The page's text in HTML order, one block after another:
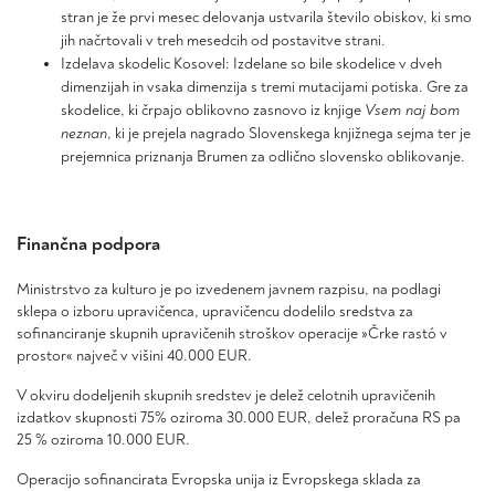
stran je že prvi mesec delovanja ustvarila število obiskov, ki smo
jih načrtovali v treh mesedcih od postavitve strani.
Izdelava skodelic Kosovel: Izdelane so bile skodelice v dveh
dimenzijah in vsaka dimenzija s tremi mutacijami potiska. Gre za
skodelice, ki črpajo oblikovno zasnovo iz knjige Vsem naj bom
neznan, ki je prejela nagrado Slovenskega knjižnega sejma ter je
prejemnica priznanja Brumen za odlično slovensko oblikovanje.
Finančna podpora
Ministrstvo za kulturo je po izvedenem javnem razpisu, na podlagi
sklepa o izboru upravičenca, upravičencu dodelilo sredstva za
sofinanciranje skupnih upravičenih stroškov operacije »Črke rastó v
prostor« največ v višini 40.000 EUR.
V okviru dodeljenih skupnih sredstev je delež celotnih upravičenih
izdatkov skupnosti 75% oziroma 30.000 EUR, delež proračuna RS pa
25 % oziroma 10.000 EUR.
Operacijo sofinancirata Evropska unija iz Evropskega sklada za